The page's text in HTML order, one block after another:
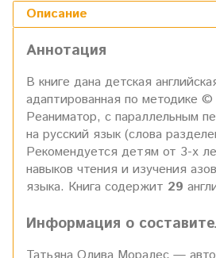
Описание
Аннотация
В книге дана детская
адаптированная по методике ©
Реаниматор, с параллельным
на русский язык (слова
Рекомендуется детям от 3-х
навыков чтения и изучения
языка. Книга содержит 29
Информация о